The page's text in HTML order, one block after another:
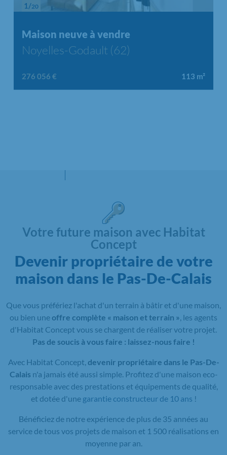
Chargement...
1/20
Maison neuve à vendre
Noyelles-Godault (62)
276 056 € 113 m²
Votre future maison avec Habitat
Concept
Devenir propriétaire de votre
maison dans le Pas-De-Calais
Que vous préfériez l'achat d'un terrain à bâtir et d'une maison,
ou bien une offre complète « maison et terrain », les agents
d'Habitat Concept vous se chargent de réaliser votre projet.
Pas de soucis à vous faire : laissez-nous faire !
Avec Habitat Concept, devenir propriétaire dans le Pas-De-
Calais n'a jamais été aussi simple. Profitez d'une maison eco-
responsable avec des prestations et équipements de qualité,
et dotée d'une garantie constructeur de 10 ans !
Bénéficiez de notre expérience de plus de 35 années au
service de tous vos projets de maison et 1 500 réalisations en
moyenne par an.